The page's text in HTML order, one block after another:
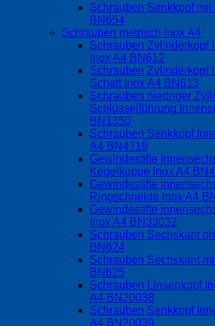
Schrauben Senkkopf mit
BN654
Schrauben metrisch Inox A4
Schrauben Zylinderkopf
Inox A4 BN612
Schrauben Zylinderkopf
Schaft Inox A4 BN613
Schrauben niedriger
Schlüsselführung
BN1350
Schrauben Senkkopf
A4 BN4719
Gewindestifte
Kegelkuppe Inox A4
Gewindestifte
Ringschneide Inox A4
Gewindestifte
Inox A4 BN33032
Schrauben Sechskant
BN624
Schrauben Sechskant
BN625
Schrauben Linsenkopf
A4 BN20038
Schrauben Senkkopf
A4 BN20039